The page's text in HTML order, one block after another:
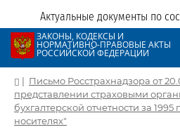
Актуальные документы по
ЗАКОНЫ, КОДЕКСЫ И
НОРМАТИВНО-ПРАВОВЫЕ АКТЫ
РОССИЙСКОЙ ФЕДЕРАЦИИ
| Письмо Росстрахнадзора от
представлении страховыми
бухгалтерской отчетности за
носителях"